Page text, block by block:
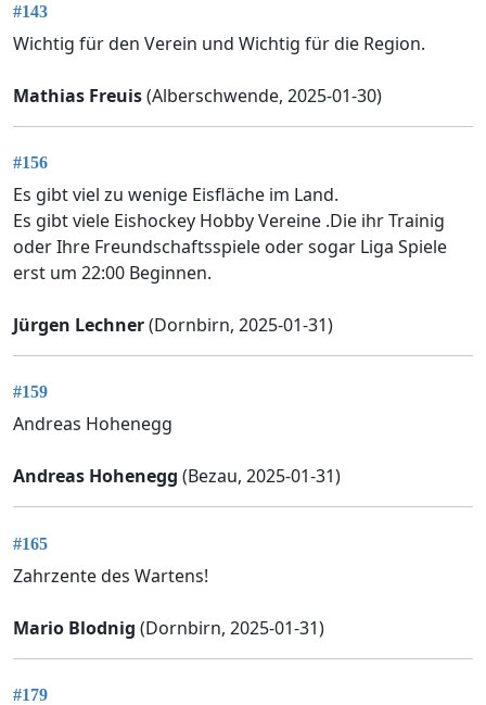
#143
Wichtig für den Verein und Wichtig für die Region.
Mathias Freuis(Alberschwende, 2025-01-30)
#156
Es gibt viel zu wenige Eisfläche im Land.
Es gibt viele Eishockey Hobby Vereine .Die ihr Trainig
oder Ihre Freundschaftsspiele oder sogar Liga Spiele
erst um 22:00 Beginnen.
Jürgen Lechner(Dornbirn, 2025-01-31)
#159
Andreas Hohenegg
Andreas Hohenegg (Bezau, 2025-01-31)
#165
Zahrzente des Wartens!
Mario Blodnig (Dornbirn, 2025-01-31)
#179